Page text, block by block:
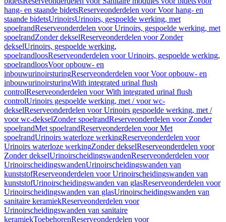
hang- en staande bidetsReserveonderdelen voor Voor hang- en
staande bidetsUrinoirsUrinoirs, gespoelde werking, met
spoelrandReserveonderdelen voor Urinoirs, gespoelde werking, met
spoelrandZonder dekselReserveonderdelen voor Zonder
dekselUrinoirs, gespoelde werking,
spoelrandloosReserveonderdelen voor Urinoirs, gespoelde werking,
spoelrandloosVoor opbouw- en
inbouwurinoirsturingReserveonderdelen voor Voor opbouw- en
inbouwurinoirsturingWith integrated urinal flush
controlReserveonderdelen voor With integrated urinal flush
controlUrinoirs gespoelde werking, met / voor wc-
dekselReserveonderdelen voor Urinoirs gespoelde werking, met /
voor wc-dekselZonder spoelrandReserveonderdelen voor Zonder
spoelrandMet spoelrandReserveonderdelen voor Met
spoelrandUrinoirs waterloze werkingReserveonderdelen voor
Urinoirs waterloze werkingZonder dekselReserveonderdelen voor
Zonder dekselUrinoirscheidingswandenReserveonderdelen voor
UrinoirscheidingswandenUrinoirscheidingswanden van
kunststofReserveonderdelen voor Urinoirscheidingswanden van
kunststofUrinoirscheidingswanden van glasReserveonderdelen voor
Urinoirscheidingswanden van glasUrinoirscheidingswanden van
sanitaire keramiekReserveonderdelen voor
Urinoirscheidingswanden van sanitaire
keramiekToebehorenReserveonderdelen voor